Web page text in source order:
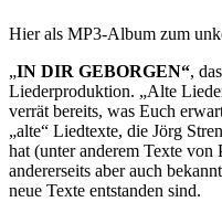
Hier als MP3-Album zum
„IN DIR GEBORGEN“,
Liederproduktion. „Alte
verrät bereits, was Euch
„alte“ Liedtexte, die Jörg
hat (unter anderem Texte
andererseits aber auch
neue Texte entstanden sind.